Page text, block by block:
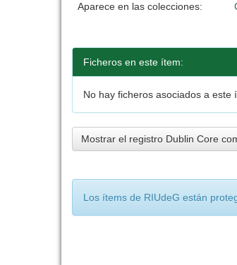
Aparece en las colecciones:
Ficheros en este ítem:
No hay ficheros asociados a este
Mostrar el registro Dublin Core
Los ítems de RIUdeG están